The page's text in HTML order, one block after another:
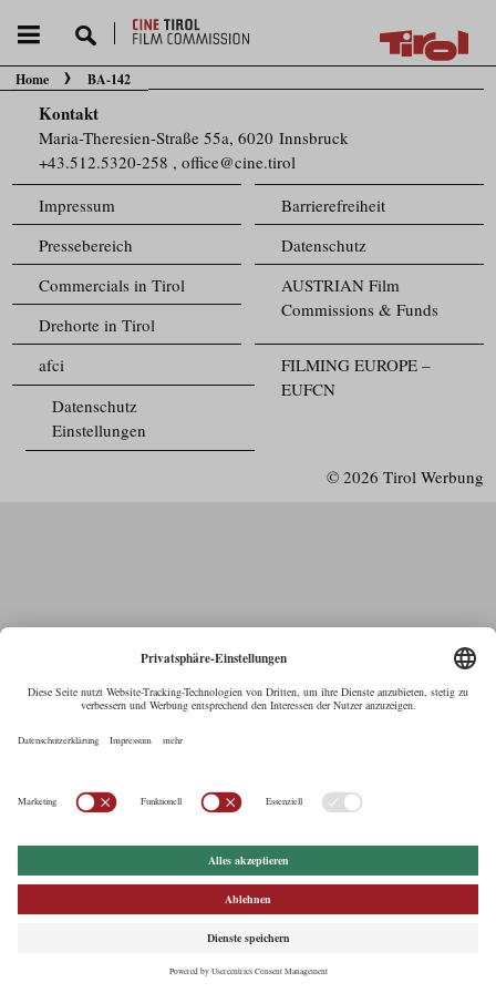
Sie befinden sich hier:
Home BA-142
Kontakt
Maria-Theresien-Straße 55a, 6020 Innsbruck
+43.512.5320-258 ,office@cine.tirol
Impressum
Barrierefreiheit
Pressebereich
Datenschutz
Commercials in Tirol
AUSTRIAN Film
Commissions & Funds
Drehorte in Tirol
FILMING EUROPE –
EUFCN
afci
Datenschutz
Einstellungen
© 2026 Tirol Werbung